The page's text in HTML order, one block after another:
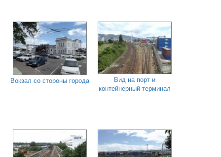
Вокзал со стороны города
Вид на порт и
контейнерный терминал